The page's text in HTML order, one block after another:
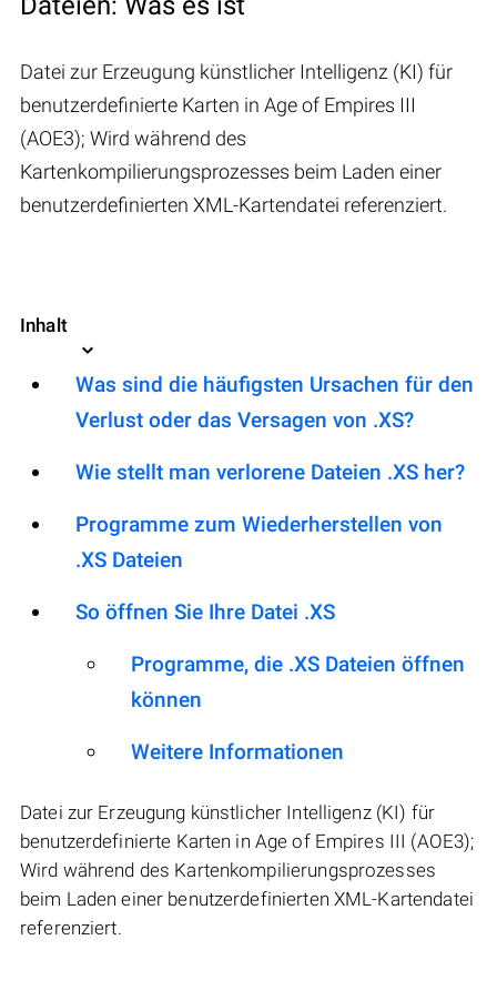
Datei zur Erzeugung künstlicher Intelligenz (KI) für
benutzerdefinierte Karten in Age of Empires III
(AOE3); Wird während des
Kartenkompilierungsprozesses beim Laden einer
benutzerdefinierten XML-Kartendatei referenziert.
Inhalt
Was sind die häufigsten Ursachen für den
Verlust oder das Versagen von .XS?
Wie stellt man verlorene Dateien .XS her?
Programme zum Wiederherstellen von
.XS Dateien
So öffnen Sie Ihre Datei .XS
Programme, die .XS Dateien öffnen
können
Weitere Informationen
Datei zur Erzeugung künstlicher Intelligenz (KI) für
benutzerdefinierte Karten in Age of Empires III (AOE3);
Wird während des Kartenkompilierungsprozesses
beim Laden einer benutzerdefinierten XML-Kartendatei
referenziert.